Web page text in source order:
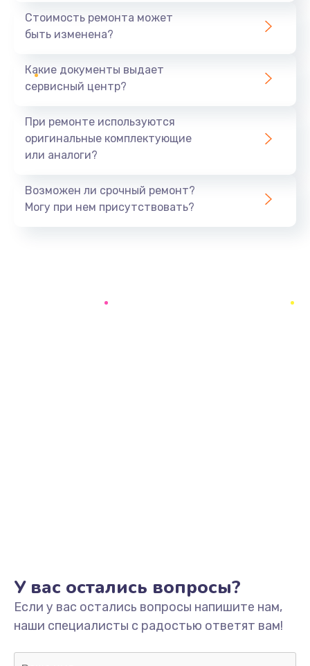
390 руб.
Замена разъёма наушников (гарнитуры)
Замена кнопок громкости
Заказать
Замена стекла
990 руб.
Заказать
Стоимость ремонта может
быть изменена?
Какие документы выдает
сервисный центр?
При ремонте используются
оригинальные комплектующие
или аналоги?
Возможен ли срочный ремонт?
Могу при нем присутствовать?
У вас остались вопросы?
Если у вас остались вопросы напишите нам,
наши специалисты с радостью ответят вам!